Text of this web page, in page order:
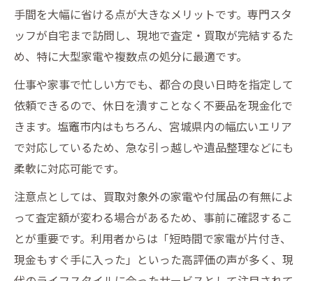
手間を大幅に省ける点が大きなメリットです。専門スタ
ッフが自宅まで訪問し、現地で査定・買取が完結するた
め、特に大型家電や複数点の処分に最適です。
仕事や家事で忙しい方でも、都合の良い日時を指定して
依頼できるので、休日を潰すことなく不要品を現金化で
きます。塩竈市内はもちろん、宮城県内の幅広いエリア
で対応しているため、急な引っ越しや遺品整理などにも
柔軟に対応可能です。
注意点としては、買取対象外の家電や付属品の有無によ
って査定額が変わる場合があるため、事前に確認するこ
とが重要です。利用者からは「短時間で家電が片付き、
現金もすぐ手に入った」といった高評価の声が多く、現